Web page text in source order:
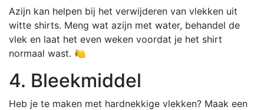
Azijn kan helpen bij het verwijderen van vlekken uit
witte shirts. Meng wat azijn met water, behandel de
vlek en laat het even weken voordat je het shirt
normaal wast. 🍋
4. Bleekmiddel
Heb je te maken met hardnekkige vlekken? Maak een